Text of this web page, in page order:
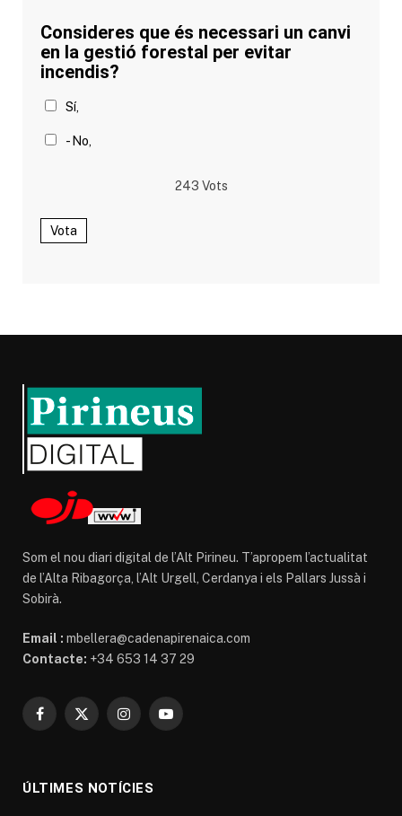
Consideres que és necessari un canvi
en la gestió forestal per evitar
incendis?
Sí,
- No,
243 Vots
Vota
Som el nou diari digital de l’Alt Pirineu. T’apropem l’actualitat
de l’Alta Ribagorça, l’Alt Urgell, Cerdanya i els Pallars Jussà i
Sobirà.
Email : mbellera@cadenapirenaica.com
Contacte: +34 653 14 37 29
Facebook
X
InstagramYouTube
ÚLTIMES NOTÍCIES